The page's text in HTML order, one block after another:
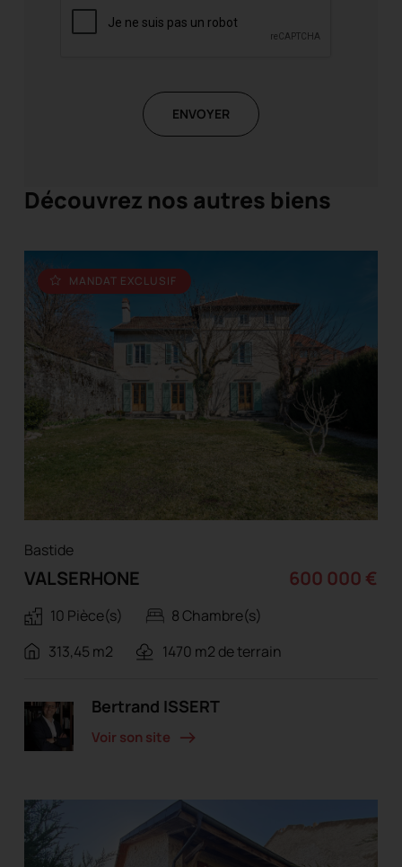
ENVOYER
Découvrez nos autres biens
MANDAT EXCLUSIF
Bastide
VALSERHONE 600 000 €
10 Pièce(s)
8 Chambre(s)
313,45 m2
1470 m2 de terrain
Bertrand ISSERT
Voir son site